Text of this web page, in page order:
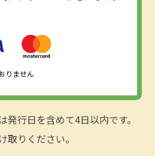
りません
発行日を含めて4日以内です。
取りください。